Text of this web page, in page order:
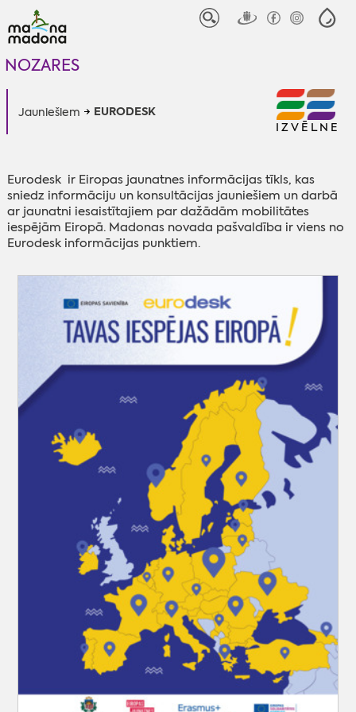
NOZARES
Jauniešiem EURODESK
IZVĒLNE
Eurodesk ir Eiropas jaunatnes informācijas tīkls, kas
sniedz informāciju un konsultācijas jauniešiem un darbā
ar jaunatni iesaistītajiem par dažādām mobilitātes
iespējām Eiropā. Madonas novada pašvaldība ir viens no
Eurodesk informācijas punktiem.